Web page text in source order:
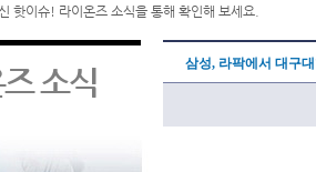
핫이슈! 라이온즈 소식을 통해 확인해 보세요.
소식 삼성, 라팍에서 대구